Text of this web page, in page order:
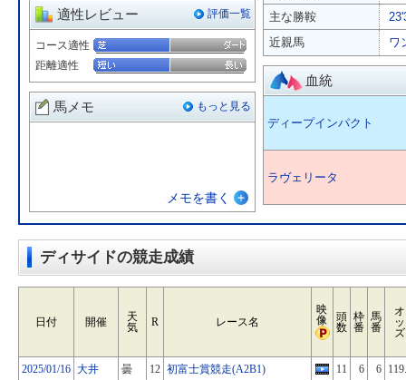
適性レビュー 評価一覧
コース適性
距離適性
馬メモ もっと見る
メモを書く
主な勝鞍
近親馬
ワ
血統
ディープインパクト
ラヴェリータ
ディサイドの競走成績
日付 開催
天
気
R レース名
映
像
頭
数
枠
番
馬
番
オ
ッ
ズ
2025/01/16 大井 曇 12 初富士賞競走(A2B1) 11 6 6